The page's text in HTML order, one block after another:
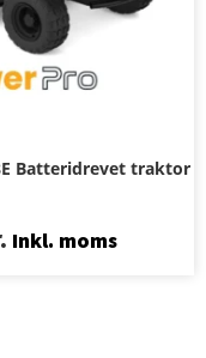
Batteridrevet traktor
Inkl. moms